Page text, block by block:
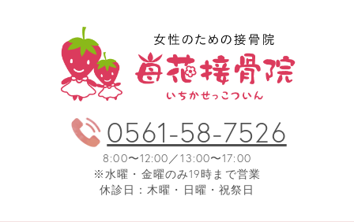
0561-58-7526
8:00〜12:00／13:00〜17:00
※水曜・金曜のみ19時まで営業
休診日：木曜・日曜・祝祭日